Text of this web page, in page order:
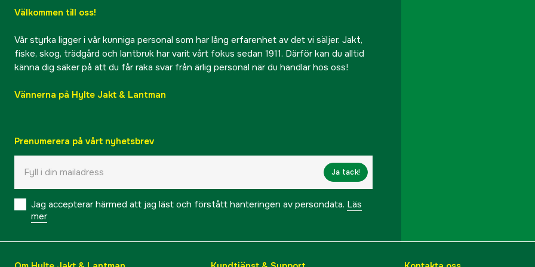
Välkommen till oss!
Vår styrka ligger i vår kunniga personal som har lång erfarenhet av det vi säljer. Jakt,
fiske, skog, trädgård och lantbruk har varit vårt fokus sedan 1911. Därför kan du alltid
känna dig säker på att du får raka svar från ärlig personal när du handlar hos oss!
Vännerna på Hylte Jakt & Lantman
Prenumerera på vårt nyhetsbrev
Ja tack!
Jag accepterar härmed att jag läst och förstått hanteringen av persondata. Läs
mer